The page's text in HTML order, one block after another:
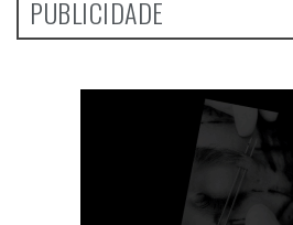
PUBLICIDADE